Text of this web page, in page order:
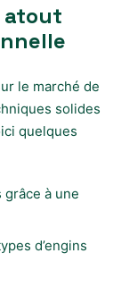
atout
le marché de
solides
quelques
à une
d’engins